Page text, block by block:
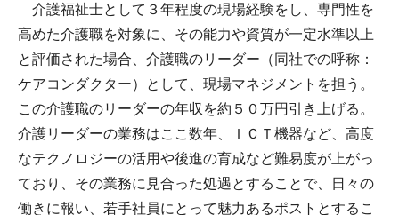
介護福祉士として３年程度の現場経験をし、専門性を
高めた介護職を対象に、その能力や資質が一定水準以上
と評価された場合、介護職のリーダー（同社での呼称：
ケアコンダクター）として、現場マネジメントを担う。
この介護職のリーダーの年収を約５０万円引き上げる。
介護リーダーの業務はここ数年、ＩＣＴ機器など、高度
なテクノロジーの活用や後進の育成など難易度が上がっ
ており、その業務に見合った処遇とすることで、日々の
働きに報い、若手社員にとって魅力あるポストとするこ